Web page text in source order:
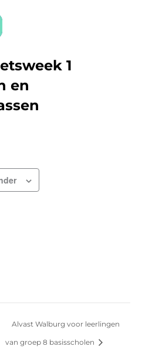
1
en
Alvast Walburg voor leerlingen
van groep 8 basisscholen